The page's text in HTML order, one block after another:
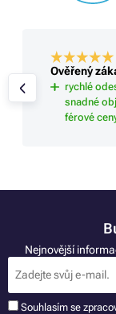
Ověřený
rychlé
snadné
férové
Nejnovější
Souhlasím se